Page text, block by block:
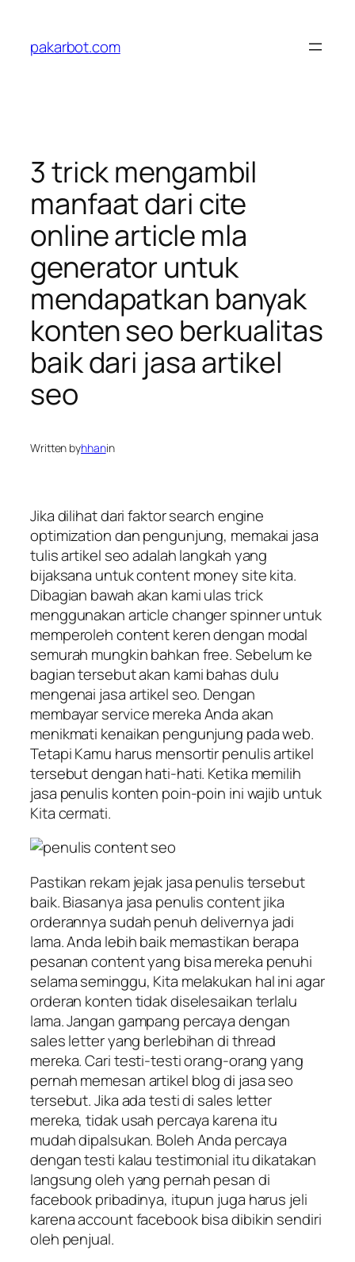
content
pakarbot.com
3 trick mengambil
manfaat dari cite
online article mla
generator untuk
mendapatkan banyak
konten seo berkualitas
baik dari jasa artikel
seo
Written byhhanin
Jika dilihat dari faktor search engine
optimization dan pengunjung, memakai jasa
tulis artikel seo adalah langkah yang
bijaksana untuk content money site kita.
Dibagian bawah akan kami ulas trick
menggunakan article changer spinner untuk
memperoleh content keren dengan modal
semurah mungkin bahkan free. Sebelum ke
bagian tersebut akan kami bahas dulu
mengenai jasa artikel seo. Dengan
membayar service mereka Anda akan
menikmati kenaikan pengunjung pada web.
Tetapi Kamu harus mensortir penulis artikel
tersebut dengan hati-hati. Ketika memilih
jasa penulis konten poin-poin ini wajib untuk
Kita cermati.
Pastikan rekam jejak jasa penulis tersebut
baik. Biasanya jasa penulis content jika
orderannya sudah penuh delivernya jadi
lama. Anda lebih baik memastikan berapa
pesanan content yang bisa mereka penuhi
selama seminggu, Kita melakukan hal ini agar
orderan konten tidak diselesaikan terlalu
lama. Jangan gampang percaya dengan
sales letter yang berlebihan di thread
mereka. Cari testi-testi orang-orang yang
pernah memesan artikel blog di jasa seo
tersebut. Jika ada testi di sales letter
mereka, tidak usah percaya karena itu
mudah dipalsukan. Boleh Anda percaya
dengan testi kalau testimonial itu dikatakan
langsung oleh yang pernah pesan di
facebook pribadinya, itupun juga harus jeli
karena account facebook bisa dibikin sendiri
oleh penjual.